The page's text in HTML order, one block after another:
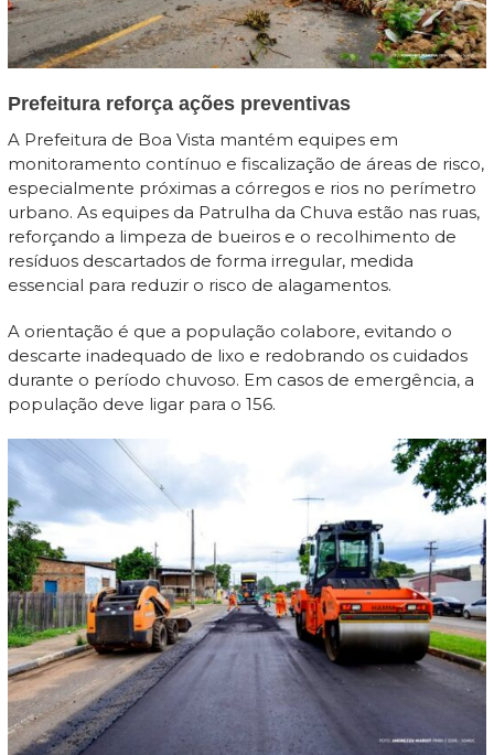
Prefeitura reforça ações preventivas
A Prefeitura de Boa Vista mantém equipes em
monitoramento contínuo e fiscalização de áreas de risco,
especialmente próximas a córregos e rios no perímetro
urbano. As equipes da Patrulha da Chuva estão nas ruas,
reforçando a limpeza de bueiros e o recolhimento de
resíduos descartados de forma irregular, medida
essencial para reduzir o risco de alagamentos.
A orientação é que a população colabore, evitando o
descarte inadequado de lixo e redobrando os cuidados
durante o período chuvoso. Em casos de emergência, a
população deve ligar para o 156.